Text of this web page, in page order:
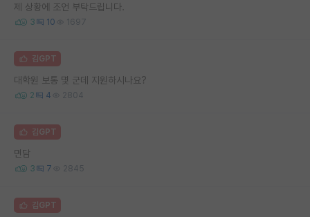
제 상황에 조언 부탁드립니다.
3 10 1697
김GPT
대학원 보통 몇 군데 지원하시나요?
2 4 2804
김GPT
면담
3 7 2845
김GPT